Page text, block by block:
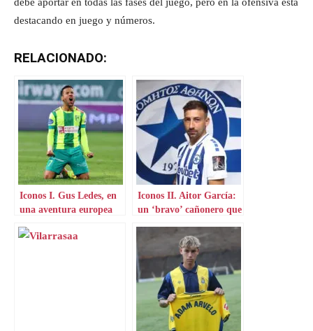
destacando en juego y números.
RELACIONADO:
Iconos I. Gus Ledes, en
una aventura europea
Iconos II. Aitor García:
un ‘bravo’ cañonero que